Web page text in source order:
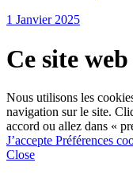
1 Janvier 2025
Ce site
Nous utilisons les
navigation sur le site.
accord ou allez dans «
J’accepte Préférences
Close